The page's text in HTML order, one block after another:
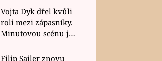
Vojta Dyk dřel kvůli
roli mezi zápasníky.
Minutovou scénu jel
Filip Sajler znovu